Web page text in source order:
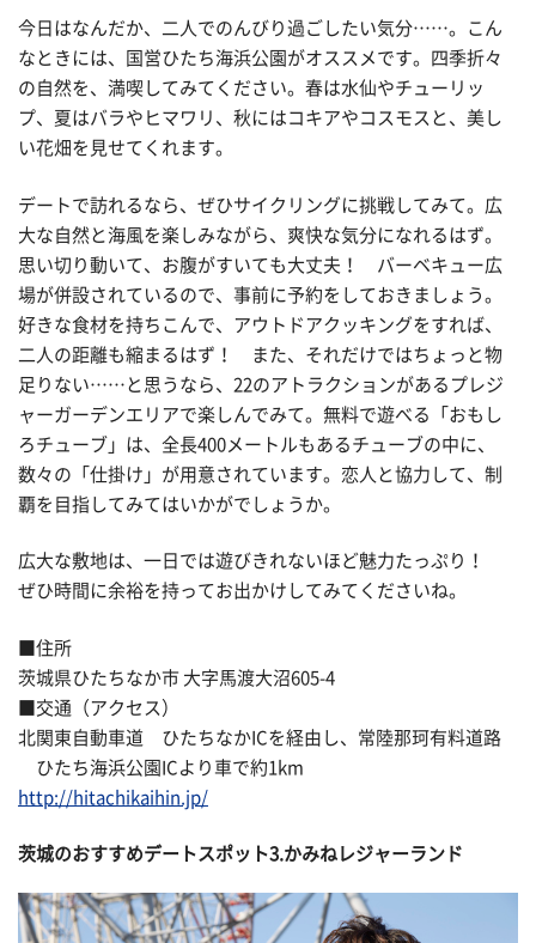
今日はなんだか、二人でのんびり過ごしたい気分……。こん
なときには、国営ひたち海浜公園がオススメです。四季折々
の自然を、満喫してみてください。春は水仙やチューリッ
プ、夏はバラやヒマワリ、秋にはコキアやコスモスと、美し
い花畑を見せてくれます。
デートで訪れるなら、ぜひサイクリングに挑戦してみて。広
大な自然と海風を楽しみながら、爽快な気分になれるはず。
思い切り動いて、お腹がすいても大丈夫！ バーベキュー広
場が併設されているので、事前に予約をしておきましょう。
好きな食材を持ちこんで、アウトドアクッキングをすれば、
二人の距離も縮まるはず！ また、それだけではちょっと物
足りない……と思うなら、22のアトラクションがあるプレジ
ャーガーデンエリアで楽しんでみて。無料で遊べる「おもし
ろチューブ」は、全長400メートルもあるチューブの中に、
数々の「仕掛け」が用意されています。恋人と協力して、制
覇を目指してみてはいかがでしょうか。
広大な敷地は、一日では遊びきれないほど魅力たっぷり！
ぜひ時間に余裕を持ってお出かけしてみてくださいね。
■住所
茨城県ひたちなか市 大字馬渡大沼605-4
■交通（アクセス）
北関東自動車道 ひたちなかICを経由し、常陸那珂有料道路
ひたち海浜公園ICより車で約1km
http://hitachikaihin.jp/
茨城のおすすめデートスポット3.かみねレジャーランド